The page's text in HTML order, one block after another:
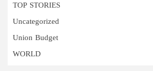
TOP STORIES
Uncategorized
Union Budget
WORLD